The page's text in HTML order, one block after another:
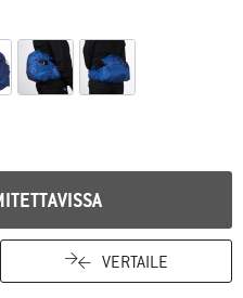
VERTAILE